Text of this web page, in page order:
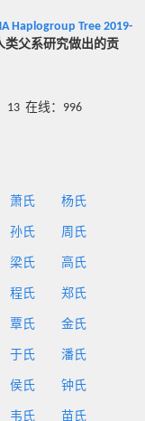
Haplogroup Tree 2019-
类父系研究做出的贡
13 在线：996
萧氏 杨氏
孙氏 周氏
梁氏 高氏
程氏 郑氏
覃氏 金氏
于氏 潘氏
侯氏 钟氏
韦氏 苗氏